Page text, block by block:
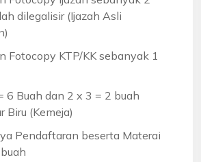
dilegalisir (Ijazah Asli
Fotocopy KTP/KK sebanyak 1
6 Buah dan 2 x 3 = 2 buah
Biru (Kemeja)
Pendaftaran beserta Materai